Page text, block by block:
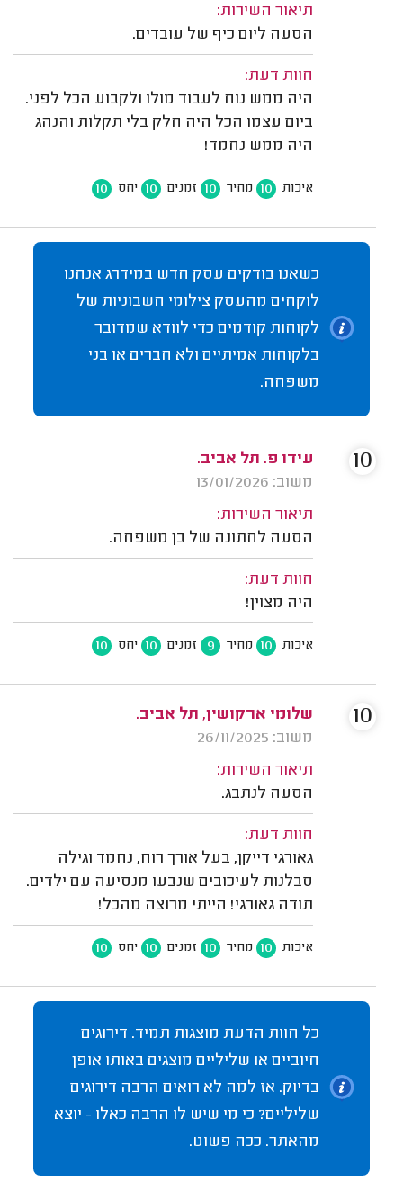
תיאור השירות:
הסעה ליום כיף של עובדים.
חוות דעת:
היה ממש נוח לעבוד מולו ולקבוע הכל לפני.
ביום עצמו הכל היה חלק בלי תקלות והנהג
היה ממש נחמד!
איכות 10 מחיר 10 זמנים 10 יחס 10
כשאנו בודקים עסק חדש במידרג אנחנו
לוקחים מהעסק צילומי חשבוניות של
לקוחות קודמים כדי לוודא שמדובר
בלקוחות אמיתיים ולא חברים או בני
משפחה.
עידו פ. תל אביב.
משוב: 13/01/2026
תיאור השירות:
הסעה לחתונה של בן משפחה.
חוות דעת:
היה מצוין!
איכות 10 מחיר 9 זמנים 10 יחס 10
10
שלומי ארקושין, תל אביב.
משוב: 26/11/2025
תיאור השירות:
הסעה לנתבג.
חוות דעת:
גאורגי דייקן, בעל אורך רוח, נחמד וגילה
סבלנות לעיכובים שנבעו מנסיעה עם ילדים.
תודה גאורגי! הייתי מרוצה מהכל!
איכות 10 מחיר 10 זמנים 10 יחס 10
10
כל חוות הדעת מוצגות תמיד. דירוגים
חיוביים או שליליים מוצגים באותו אופן
בדיוק. אז למה לא רואים הרבה דירוגים
שליליים? כי מי שיש לו הרבה כאלו - יוצא
מהאתר. ככה פשוט.